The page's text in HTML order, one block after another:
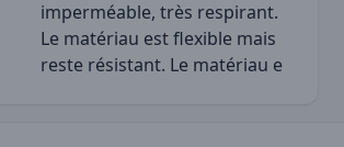
imperméable, très respirant.
Le matériau est flexible mais
reste résistant. Le matériau e